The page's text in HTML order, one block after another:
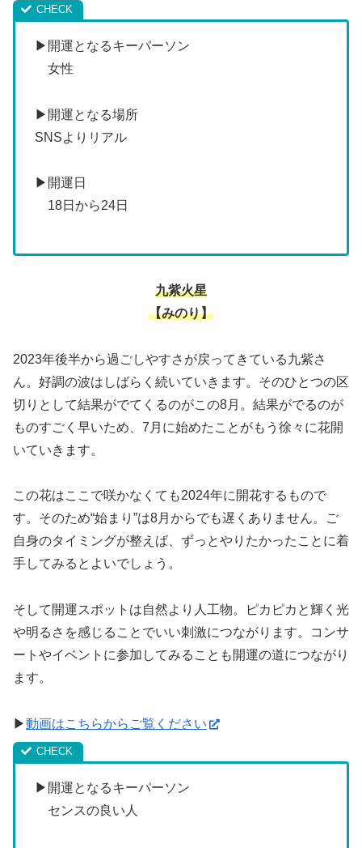
▶開運となるキーパーソン
女性
▶開運となる場所
SNSよりリアル
▶開運日
18日から24日
九紫火星
【みのり】
2023年後半から過ごしやすさが戻ってきている九紫さ
ん。好調の波はしばらく続いていきます。そのひとつの区
切りとして結果がでてくるのがこの8月。結果がでるのが
ものすごく早いため、7月に始めたことがもう徐々に花開
いていきます。
この花はここで咲かなくても2024年に開花するもので
す。そのため“始まり”は8月からでも遅くありません。ご
自身のタイミングが整えば、ずっとやりたかったことに着
手してみるとよいでしょう。
そして開運スポットは自然より人工物。ピカピカと輝く光
や明るさを感じることでいい刺激につながります。コンサ
ートやイベントに参加してみることも開運の道につながり
ます。
▶動画はこちらからご覧ください
▶開運となるキーパーソン
センスの良い人